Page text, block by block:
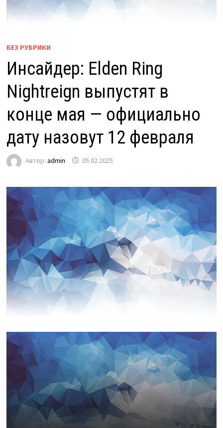
БЕЗ РУБРИКИ
Инсайдер: Elden Ring
Nightreign выпустят в
конце мая — официально
дату назовут 12 февраля
Автор: admin 05.02.2025